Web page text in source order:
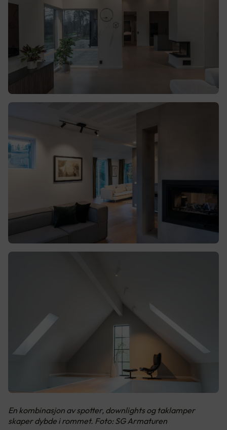
En kombinasjon av spotter, downlights og taklamper
skaper dybde i rommet. Foto: SG Armaturen